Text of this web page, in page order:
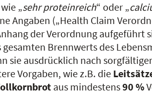
„sehr proteinreich“ oder „
Angaben („Health Claim
der Verordnung aufgeführt
gesamten Brennwerts des
sie ausdrücklich nach
Vorgaben, wie z.B. die
aus mindestens90 %